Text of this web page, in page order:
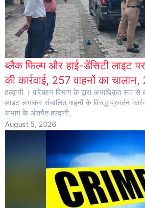
ब्लैक फिल्म और हाई-डेंसिटी लाइट पर
की कार्रवाई, 257 वाहनों का
हल्द्वानी । परिवहन विभाग के द्वारा अनाधिकृत रूप
लाइट लगाकर संचालित वाहनों के विरुद्ध प्रवर्तन
संभाग के अंतर्गत हल्द्वानी,
August 5, 2026